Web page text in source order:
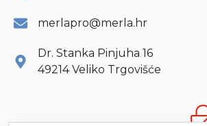
merlapro@merla.hr
Dr. Stanka Pinjuha 16
49214 Veliko Trgovišće